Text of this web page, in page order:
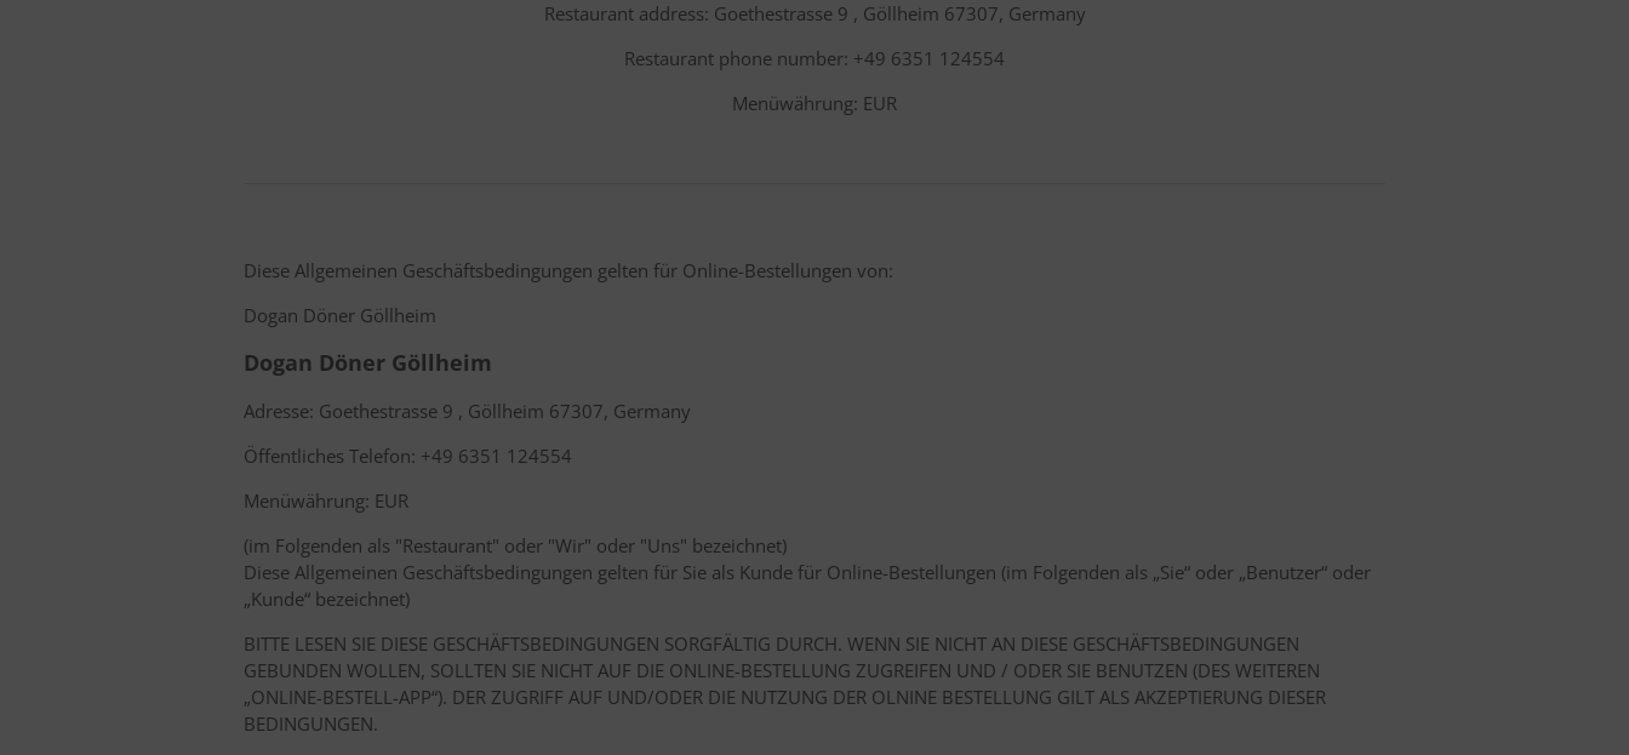
Restaurant address: Goethestrasse 9 , Göllheim 67307, Germany
Restaurant phone number: +49 6351 124554
Menüwährung: EUR
Diese Allgemeinen Geschäftsbedingungen gelten für Online-Bestellungen von:
Dogan Döner Göllheim
Dogan Döner Göllheim
Adresse: Goethestrasse 9 , Göllheim 67307, Germany
Öffentliches Telefon: +49 6351 124554
Menüwährung: EUR
(im Folgenden als "Restaurant" oder "Wir" oder "Uns" bezeichnet)
Diese Allgemeinen Geschäftsbedingungen gelten für Sie als Kunde für Online-Bestellungen (im Folgenden als „Sie“ oder „Benutzer“ oder
„Kunde“ bezeichnet)
BITTE LESEN SIE DIESE GESCHÄFTSBEDINGUNGEN SORGFÄLTIG DURCH. WENN SIE NICHT AN DIESE GESCHÄFTSBEDINGUNGEN
GEBUNDEN WOLLEN, SOLLTEN SIE NICHT AUF DIE ONLINE-BESTELLUNG ZUGREIFEN UND / ODER SIE BENUTZEN (DES WEITEREN
„ONLINE-BESTELL-APP“). DER ZUGRIFF AUF UND/ODER DIE NUTZUNG DER OLNINE BESTELLUNG GILT ALS AKZEPTIERUNG DIESER
BEDINGUNGEN.